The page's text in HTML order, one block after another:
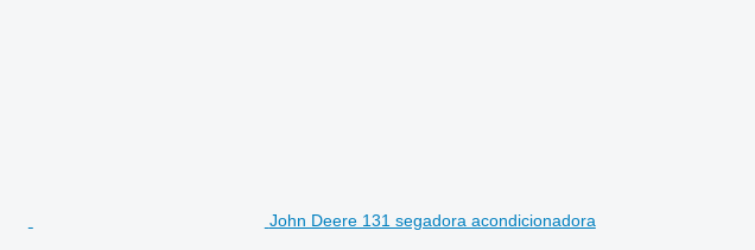
John Deere 131 segadora acondicionadora